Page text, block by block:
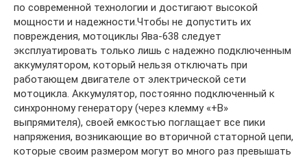
по современной технологии и достигают высокой
мощности и надежности.Чтобы не допустить их
повреждения, мотоциклы Ява-638 следует
эксплуатировать только лишь с надежно подключенным
аккумулятором, который нельзя отключать при
работающем двигателе от электрической сети
мотоцикла. Аккумулятор, постоянно подключенный к
синхронному генератору (через клемму «+В»
выпрямителя), своей емкостью поглащает все пики
напряжения, возникающие во вторичной статорной цепи,
которые своим размером могут во много раз превышать